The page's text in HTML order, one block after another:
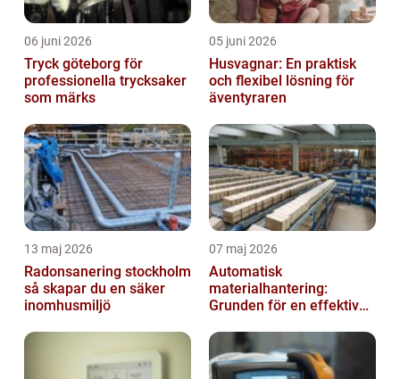
06 juni 2026
Tryck göteborg för
professionella trycksaker
som märks
05 juni 2026
Husvagnar: En praktisk
och flexibel lösning för
äventyraren
13 maj 2026
Radonsanering stockholm
så skapar du en säker
inomhusmiljö
07 maj 2026
Automatisk
materialhantering:
Grunden för en effektiv